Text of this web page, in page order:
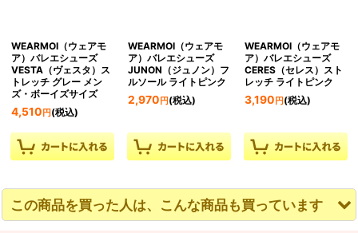
WEARMOI（ウェアモ
ア）バレエシューズ
VESTA（ヴェスタ）ス
トレッチ グレー メン
ズ・ボーイズサイズ
4,510 円 (税込)
WEARMOI（ウェアモ
ア）バレエシューズ
JUNON（ジュノン）フ
ルソール ライトピンク
2,970 円(税込)
WEARMOI（ウェアモ
ア）バレエシューズ
CERES（セレス）スト
レッチ ライトピンク
3,190 円(税込)
この商品を買った人は、こんな商品も買っています